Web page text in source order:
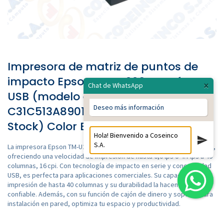
Impresora de matriz de puntos de
impacto Epson TM-U220, Interfaz:
USB (modelo estandar) /
C31C513A8901 Color Negro ( En
Stock) Color Blanco ( Sin Stock)
La impresora Epson TM-U220 es ideal para entornos de alta demanda,
ofreciendo una velocidad de impresión de hasta 6,0 lps o 4.7 lps a 40
columnas, 16 cpi. Con tecnología de impacto en serie y conectividad
USB, es perfecta para aplicaciones comerciales. Su capacidad de
impresión de hasta 40 columnas y su durabilidad la hacen una opción
confiable. Además, con su función de cajón de dinero y soporte para
instalación en pared, optimiza tu espacio y productividad.
Chat de WhatsApp ×
Deseo más información